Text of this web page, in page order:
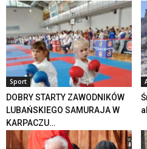
Sport
DOBRY STARTY ZAWODNIKÓW
LUBAŃSKIEGO SAMURAJA W
KARPACZU…